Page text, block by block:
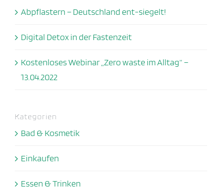
Abpflastern – Deutschland ent-siegelt!
Digital Detox in der Fastenzeit
Kostenloses Webinar „Zero waste im Alltag“ –
13.04.2022
Kategorien
Bad & Kosmetik
Einkaufen
Essen & Trinken